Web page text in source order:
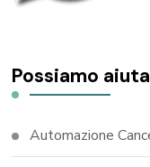
Possiamo
Automazione